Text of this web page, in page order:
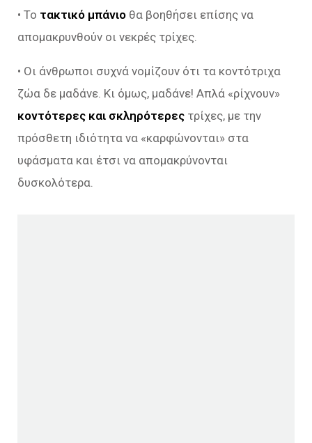
• Το τακτικό μπάνιο θα βοηθήσει επίσης να
απομακρυνθούν οι νεκρές τρίχες.
• Οι άνθρωποι συχνά νομίζουν ότι τα κοντότριχα
ζώα δε μαδάνε. Κι όμως, μαδάνε! Απλά «ρίχνουν»
κοντότερες και σκληρότερες τρίχες, με την
πρόσθετη ιδιότητα να «καρφώνονται» στα
υφάσματα και έτσι να απομακρύνονται
δυσκολότερα.